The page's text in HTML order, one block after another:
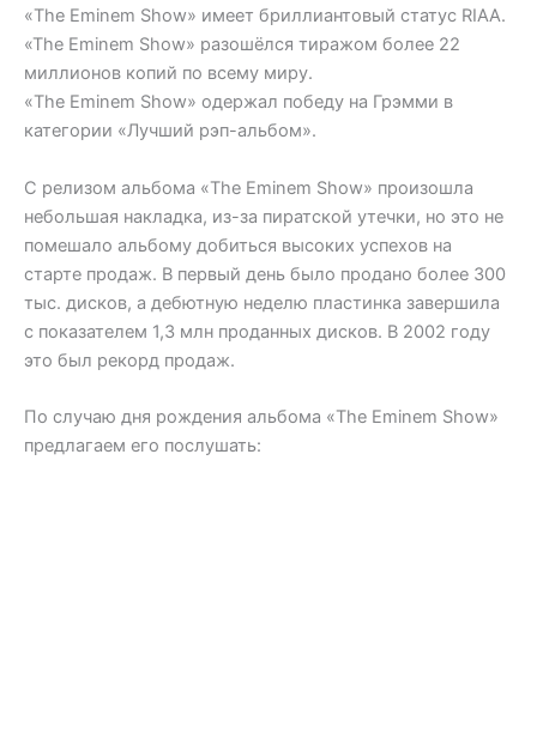
«The Eminem Show» имеет бриллиантовый статус RIAA.
«The Eminem Show» разошёлся тиражом более 22
миллионов копий по всему миру.
«The Eminem Show» одержал победу на Грэмми в
категории «Лучший рэп-альбом».
С релизом альбома «The Eminem Show» произошла
небольшая накладка, из-за пиратской утечки, но это не
помешало альбому добиться высоких успехов на
старте продаж. В первый день было продано более 300
тыс. дисков, а дебютную неделю пластинка завершила
с показателем 1,3 млн проданных дисков. В 2002 году
это был рекорд продаж.
По случаю дня рождения альбома «The Eminem Show»
предлагаем его послушать: